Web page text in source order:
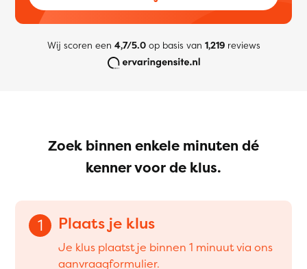
Wij scoren een 4,7/5.0op basis van 1,219reviews
Zoek binnen enkele minuten dé
kenner voor de klus.
1 Plaats je klus
Je klus plaatst je binnen 1 minuut via ons
aanvraagformulier.